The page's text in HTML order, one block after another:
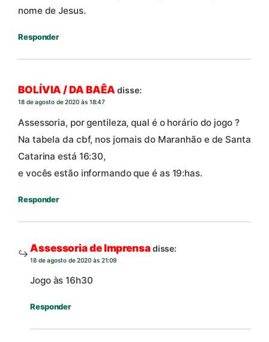
nome de Jesus.
Responder
BOLÍVIA / DA BAÊA disse:
18 de agosto de 2020 às 18:47
Assessoria, por gentileza, qual é o horário do jogo ?
Na tabela da cbf, nos jornais do Maranhão e de Santa
Catarina está 16:30,
e vocês estão informando que é as 19:has.
Responder
Assessoria de Imprensadisse:
18 de agosto de 2020 às 21:09
Jogo às 16h30
Responder